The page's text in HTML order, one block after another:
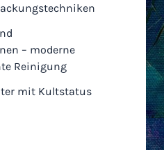
– moderne
Reinigung
mit Kultstatus